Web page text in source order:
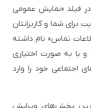
فیلد «نمایش عمومی
برای شما و کاربرانتان
تماس» نام داشته
و یا به صورت اختیاری
اجتماعی خود را وارد
بخش‌های ویرایش